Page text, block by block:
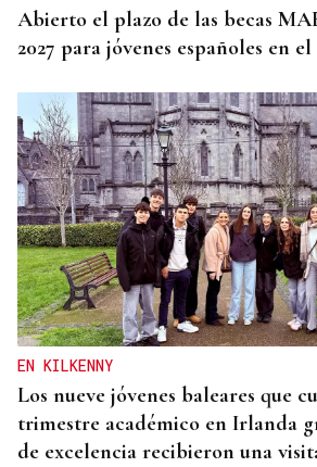
Abierto el plazo de las becas
2027 para jóvenes españoles en
EN KILKENNY
Los nueve jóvenes baleares que
trimestre académico en Irlanda
de excelencia recibieron una